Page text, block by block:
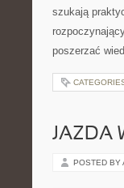
szukają
poszerzać
JAZDA
POSTED BY